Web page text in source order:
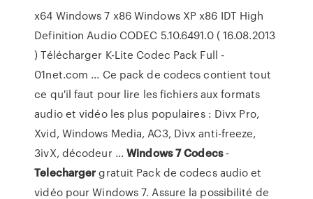
x64 Windows 7 x86 Windows XP x86 IDT High
Definition Audio CODEC 5.10.6491.0 ( 16.08.2013
) Télécharger K-Lite Codec Pack Full -
01net.com ... Ce pack de codecs contient tout
ce qu'il faut pour lire les fichiers aux formats
audio et vidéo les plus populaires : Divx Pro,
Xvid, Windows Media, AC3, Divx anti-freeze,
3ivX, décodeur ...Windows7Codecs-
Telechargergratuit Pack de codecs audio et
vidéo pour Windows 7. Assure la possibilité de